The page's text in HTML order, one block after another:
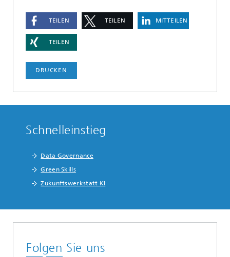
TEILEN TEILEN MITTEILEN
TEILEN
DRUCKEN
Schnelleinstieg
Data Governance
Green Skills
Zukunftswerkstatt KI
Folgen Sie uns